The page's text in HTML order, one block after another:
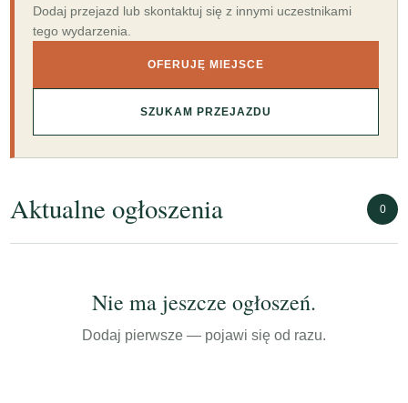
Dodaj przejazd lub skontaktuj się z innymi uczestnikami
tego wydarzenia.
OFERUJĘ MIEJSCE
SZUKAM PRZEJAZDU
Aktualne ogłoszenia 0
Nie ma jeszcze ogłoszeń.
Dodaj pierwsze — pojawi się od razu.